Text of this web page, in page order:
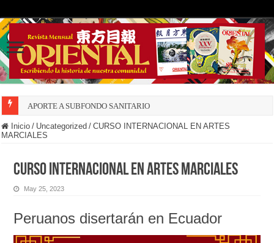
APORTE A SUBFONDO SANITARIO
Inicio / Uncategorized / CURSO INTERNACIONAL EN ARTES
MARCIALES
CURSO INTERNACIONAL EN ARTES MARCIALES
May 25, 2023
Peruanos disertarán en Ecuador